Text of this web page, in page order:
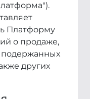
Платформу
о продаже,
подержанных
других